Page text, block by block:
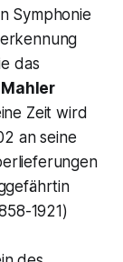
Symphonie
das
Zeit wird
an seine
1921)